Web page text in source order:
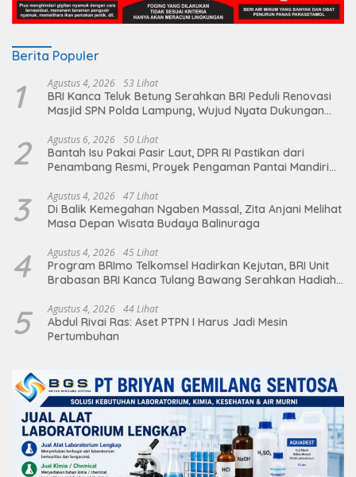
Berita Populer
1 Agustus 4, 2026 53 Lihat
BRI Kanca Teluk Betung Serahkan BRI Peduli Renovasi
Masjid SPN Polda Lampung, Wujud Nyata Dukungan
2 Agustus 6, 2026 50 Lihat
Bantah Isu Pakai Pasir Laut, DPR RI Pastikan dari
Penambang Resmi, Proyek Pengaman Pantai Mandiri
3 Agustus 4, 2026 47 Lihat
Di Balik Kemegahan Ngaben Massal, Zita Anjani Melihat
Masa Depan Wisata Budaya Balinuraga
4 Agustus 4, 2026 45 Lihat
Program BRImo Telkomsel Hadirkan Kejutan, BRI Unit
Brabasan BRI Kanca Tulang Bawang Serahkan Hadiah
5 Agustus 4, 2026 44 Lihat
Abdul Rivai Ras: Aset PTPN I Harus Jadi Mesin
Pertumbuhan